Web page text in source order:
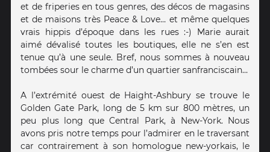
et de friperies en tous genres, des décos de magasins
et de maisons très Peace & Love… et même quelques
vrais hippis d’époque dans les rues :-) Marie aurait
aimé dévalisé toutes les boutiques, elle ne s’en est
tenue qu’à une seule. Bref, nous sommes à nouveau
tombées sour le charme d’un quartier sanfranciscain…
A l’extrémité ouest de Haight-Ashbury se trouve le
Golden Gate Park, long de 5 km sur 800 mètres, un
peu plus long que Central Park, à New-York. Nous
avons pris notre temps pour l’admirer en le traversant
car contrairement à son homologue new-yorkais, le